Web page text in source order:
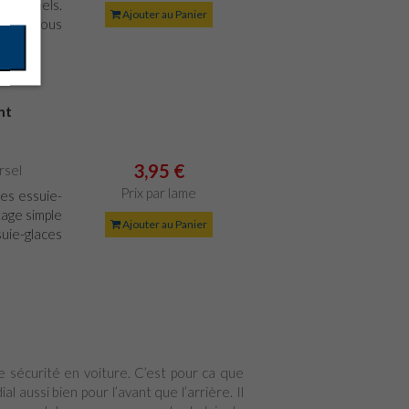
vous
Ajouter au Panier
essuie-
simple
glaces
3,95 €
Prix par lame
Ajouter au Panier
sécurité en voiture. C’est pour ca que
aussi bien pour l’avant que l’arrière. Il